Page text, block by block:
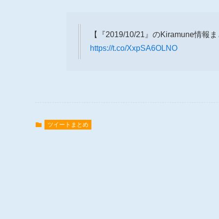
【『2019/10/21』のKiramune情報ま
https://t.co/XxpSA6OLNO
ツイートまとめ